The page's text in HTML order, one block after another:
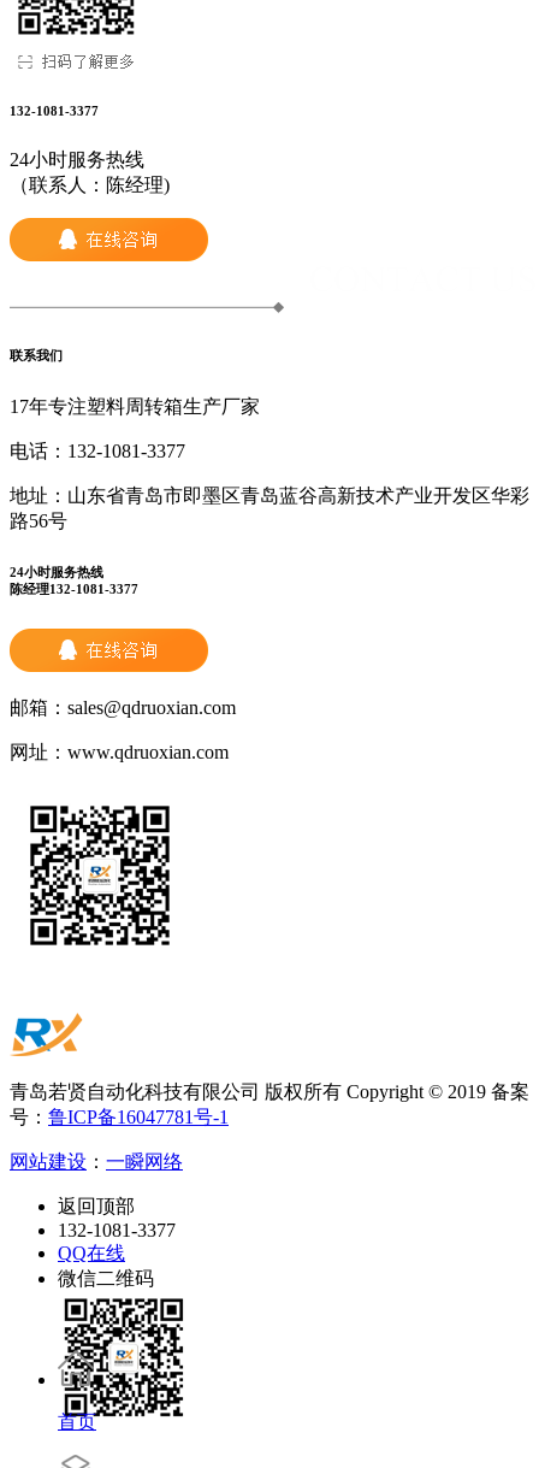
132-1081-3377
24小时服务热线
（联系人：陈经理)
联系我们
17年专注塑料周转箱生产厂家
电话： 132-1081-3377
地址： 山东省青岛市即墨区青岛蓝谷高新技术产业开发区华彩
路56号
24小时服务热线
陈经理132-1081-3377
邮箱： sales@qdruoxian.com
网址： www.qdruoxian.com
青岛若贤自动化科技有限公司 版权所有 Copyright © 2019 备案
号： 鲁ICP备16047781号-1
网站建设 ： 一瞬网络
返回顶部
132-1081-3377
QQ在线
微信二维码
首页